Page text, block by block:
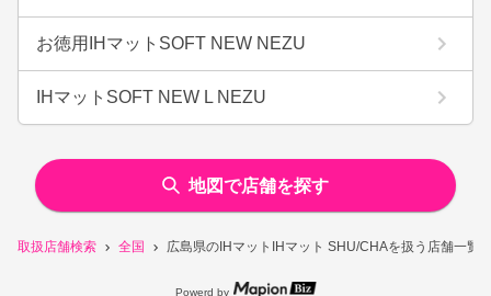
取扱店舗検索 全国 広島県のIHマットIHマット SHU/CHAを扱う店舗一覧
お徳用IHマットSOFT NEW NEZU
IHマットSOFT NEW L NEZU
地図で店舗を探す
Powerd by